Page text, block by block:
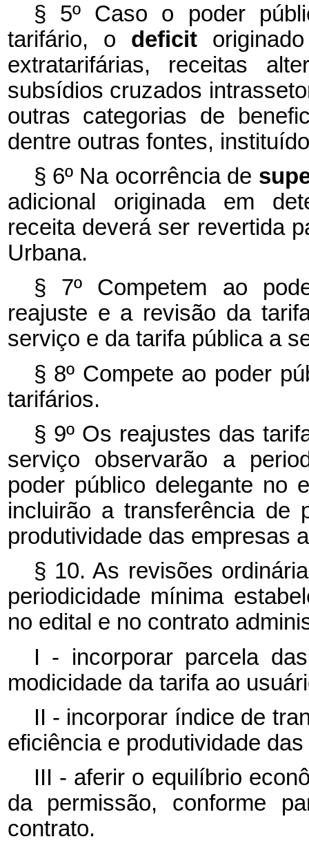
§ 5º Caso o poder
tarifário, o deficit
extratarifárias, receitas
subsídios cruzados
outras categorias de
dentre outras fontes,
§ 6º Na ocorrência de
adicional originada em
receita deverá ser revertida
Urbana.
§ 7º Competem ao
reajuste e a revisão da
serviço e da tarifa pública a
§ 8º Compete ao poder
tarifários.
§ 9º Os reajustes das
serviço observarão a
poder público delegante no
incluirão a transferência de
produtividade das empresas
§ 10. As revisões
periodicidade mínima
no edital e no contrato
I - incorporar parcela
modicidade da tarifa ao
II - incorporar índice de
eficiência e produtividade
III - aferir o equilíbrio
da permissão, conforme
contrato.